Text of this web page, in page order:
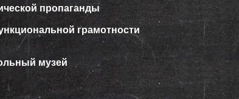
пропаганды
грамотности
музей